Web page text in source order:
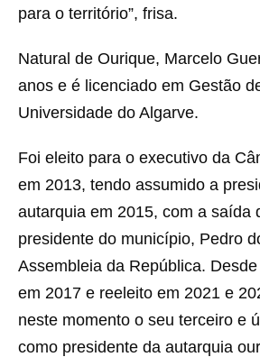
para o território”, frisa.
Natural de Ourique, Marcelo
anos e é licenciado em Gestão
Universidade do Algarve.
Foi eleito para o executivo da
em 2013, tendo assumido a
autarquia em 2015, com a saída
presidente do município, Pedro
Assembleia da República.
em 2017 e reeleito em 2021 e
neste momento o seu terceiro e
como presidente da autarquia